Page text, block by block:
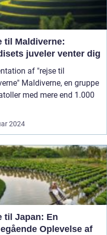
til Maldiverne:
juveler venter dig
af "rejse til
en gruppe
med mere end 1.000
2024
til Japan: En
Oplevelse af